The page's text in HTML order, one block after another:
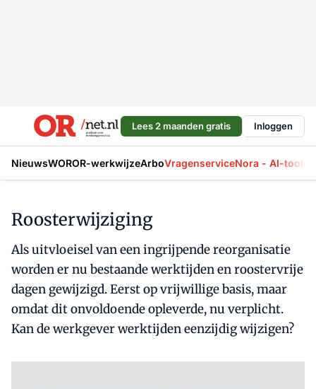
Lees 2 maanden gratis Inloggen
NieuwsWOROR-werkwijzeArboVragenserviceNora - AI-tool
Roosterwijziging
Als uitvloeisel van een ingrijpende reorganisatie
worden er nu bestaande werktijden en roostervrije
dagen gewijzigd. Eerst op vrijwillige basis, maar
omdat dit onvoldoende opleverde, nu verplicht.
Kan de werkgever werktijden eenzijdig wijzigen?